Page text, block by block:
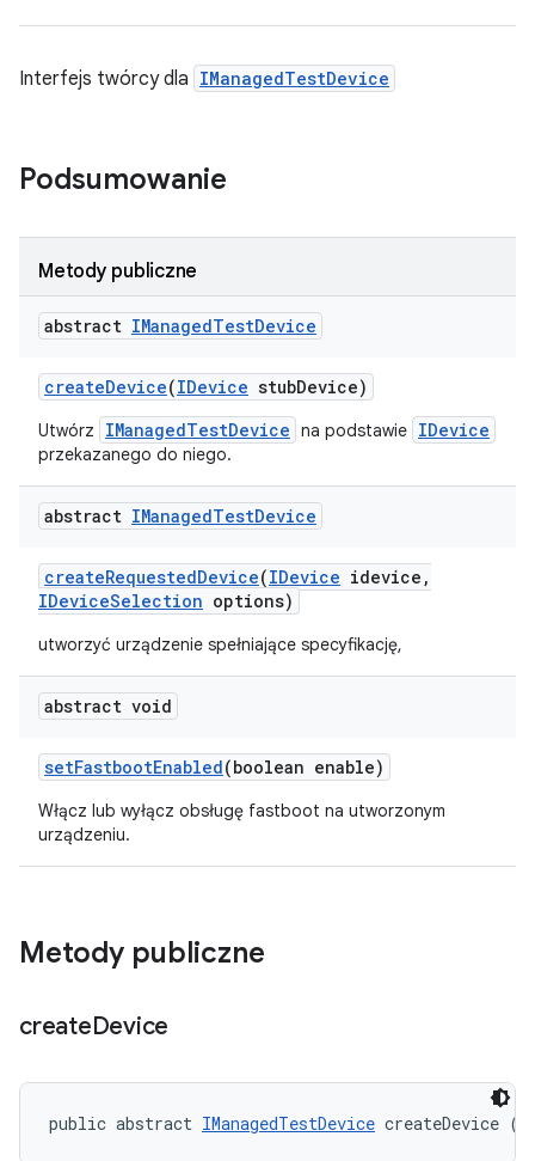
Interfejs twórcy dla IManagedTestDevice
Podsumowanie
Metody publiczne
abstract IManagedTestDevice
createDevice(IDevice stubDevice)
Utwórz IManagedTestDevice na podstawie IDevice
przekazanego do niego.
abstract IManagedTestDevice
createRequestedDevice(IDevice idevice ,
IDeviceSelection options)
utworzyć urządzenie spełniające specyfikację,
abstract void
setFastbootEnabled(boolean enable)
Włącz lub wyłącz obsługę fastboot na utworzonym
urządzeniu.
Metody publiczne
createDevice
public abstract IManagedTestDevice createDevice (